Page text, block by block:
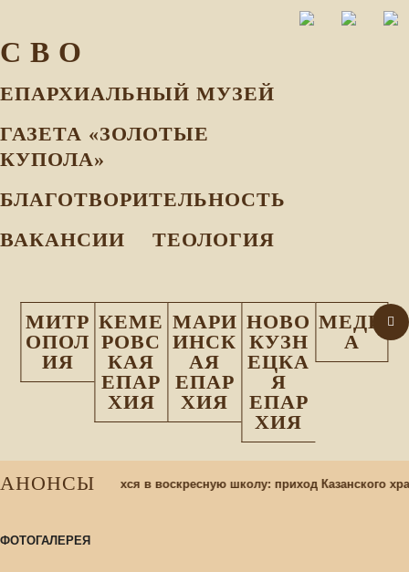
С В О
ЕПАРХИАЛЬНЫЙ МУЗEЙ
ГАЗЕТА «ЗОЛОТЫЕ
КУПОЛА»
БЛАГОТВОРИТЕЛЬНОСТЬ
ВАКАНСИИ
ТЕОЛОГИЯ
МИТР
ОПОЛ
ИЯ
КЕМЕ
РОВС
КАЯ
ЕПАР
ХИЯ
МАРИ
ИНСК
АЯ
ЕПАР
ХИЯ
НОВО
КУЗН
ЕЦКА
Я
ЕПАР
ХИЯ
МЕДИ
А
АНОНСЫ
Набор учащихся в воскресную школу: приход Казанского
ФОТОГАЛЕРЕЯ